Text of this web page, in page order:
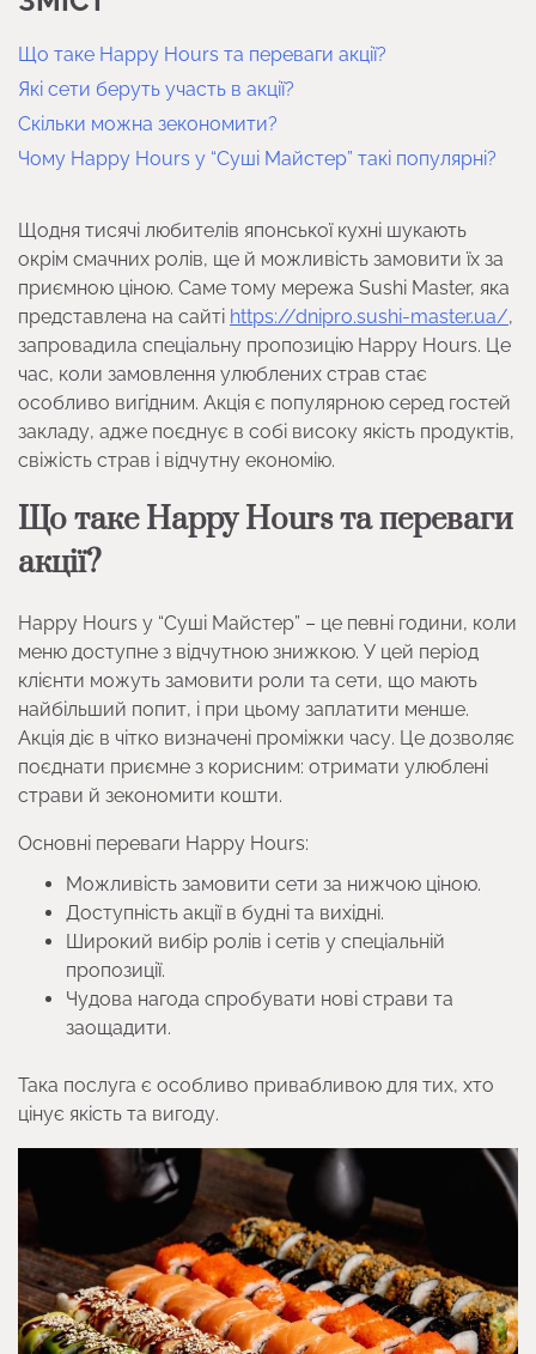
Що таке Happy Hours та переваги акції?
Які сети беруть участь в акції?
Скільки можна зекономити?
Чому Happy Hours у “Суші Майстер” такі популярні?
Щодня тисячі любителів японської кухні шукають
окрім смачних ролів, ще й можливість замовити їх за
приємною ціною. Саме тому мережа Sushi Master, яка
представлена на сайті https://dnipro.sushi-master.ua/,
запровадила спеціальну пропозицію Happy Hours. Це
час, коли замовлення улюблених страв стає
особливо вигідним. Акція є популярною серед гостей
закладу, адже поєднує в собі високу якість продуктів,
свіжість страв і відчутну економію.
Що таке Happy Hours та переваги
акції?
Happy Hours у “Суші Майстер” – це певні години, коли
меню доступне з відчутною знижкою. У цей період
клієнти можуть замовити роли та сети, що мають
найбільший попит, і при цьому заплатити менше.
Акція діє в чітко визначені проміжки часу. Це дозволяє
поєднати приємне з корисним: отримати улюблені
страви й зекономити кошти.
Основні переваги Happy Hours:
Можливість замовити сети за нижчою ціною.
Доступність акції в будні та вихідні.
Широкий вибір ролів і сетів у спеціальній
пропозиції.
Чудова нагода спробувати нові страви та
заощадити.
Така послуга є особливо привабливою для тих, хто
цінує якість та вигоду.